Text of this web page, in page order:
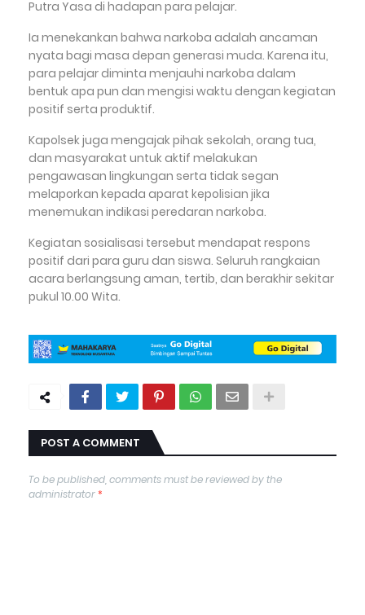
Putra Yasa di hadapan para pelajar.
Ia menekankan bahwa narkoba adalah ancaman
nyata bagi masa depan generasi muda. Karena itu,
para pelajar diminta menjauhi narkoba dalam
bentuk apa pun dan mengisi waktu dengan kegiatan
positif serta produktif.
Kapolsek juga mengajak pihak sekolah, orang tua,
dan masyarakat untuk aktif melakukan
pengawasan lingkungan serta tidak segan
melaporkan kepada aparat kepolisian jika
menemukan indikasi peredaran narkoba.
Kegiatan sosialisasi tersebut mendapat respons
positif dari para guru dan siswa. Seluruh rangkaian
acara berlangsung aman, tertib, dan berakhir sekitar
pukul 10.00 Wita.
POST A COMMENT
To be published, comments must be reviewed by the
administrator*